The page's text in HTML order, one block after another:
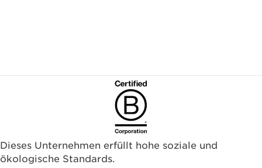
Dieses Unternehmen erfüllt hohe soziale und
ökologische Standards.